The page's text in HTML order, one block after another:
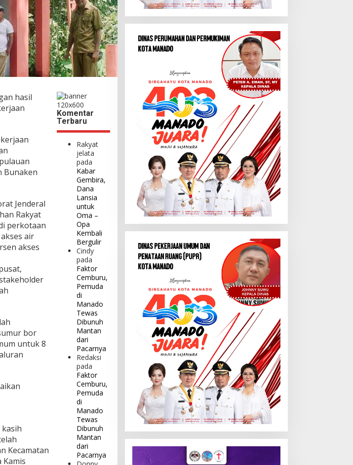
hasil
Bunaken
Jenderal
Rakyat
perkotaan
air
akses
bor
untuk 8
Kecamatan
Kamis
Komentar
Terbaru
Rakyat
jelata
pada
Kabar
Gembira,
Dana
Lansia
untuk
Oma –
Opa
Kembali
Bergulir
Cindy
pada
Faktor
Cemburu,
Pemuda
di
Manado
Tewas
Dibunuh
Mantan
dari
Pacarnya
Redaksi
pada
Faktor
Cemburu,
Pemuda
di
Manado
Tewas
Dibunuh
Mantan
dari
Pacarnya